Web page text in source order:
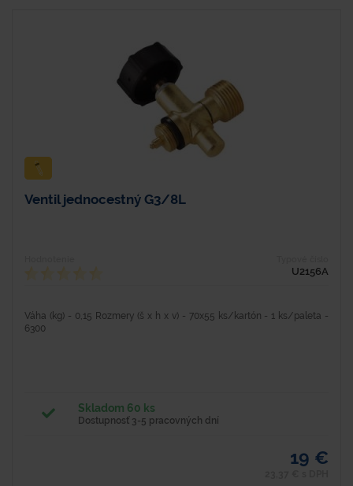
Ventil jednocestný G3/8L
U2156A
Váha (kg) - 0,15 Rozmery (š x h x v) - 70x55 ks/kartón - 1 ks/paleta -
6300
Skladom 60 ks
Dostupnosť 3-5 pracovných dní
19 €